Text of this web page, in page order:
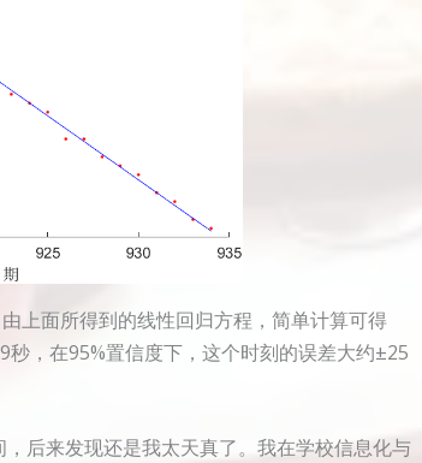
上面所得到的线性回归方程，简单计算可得
，在95%置信度下，这个时刻的误差大约±25
后来发现还是我太天真了。我在学校信息化与